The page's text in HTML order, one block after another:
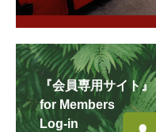
『会員専用サイト』
for Members
Log-in